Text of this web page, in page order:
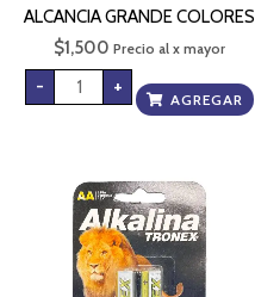
ALCANCIA GRANDE COLORES
$1,500 Precio al x mayor
- +
AGREGAR
TRONEX
ALKALINA
cantidad